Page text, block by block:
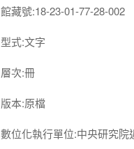
館藏號:18-23-01-77-28-002
型式:文字
層次:冊
版本:原檔
數位化執行單位:中央研究院